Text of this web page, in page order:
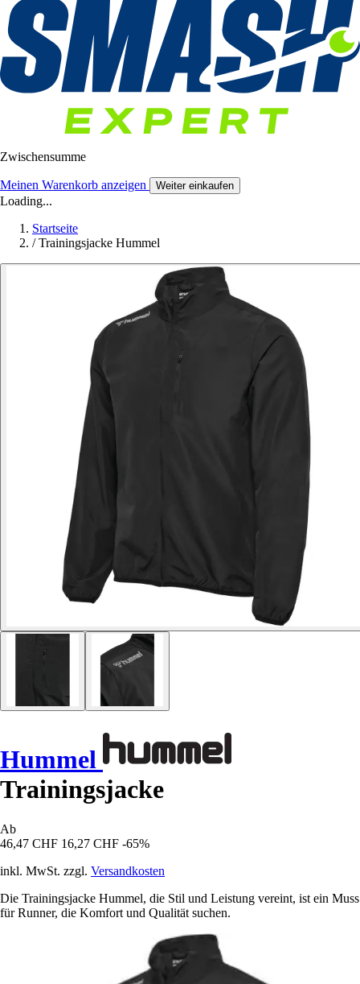
Zwischensumme
Meinen Warenkorb anzeigen Weiter einkaufen
Loading...
Startseite
/ Trainingsjacke Hummel
Hummel
Trainingsjacke
Ab
46,47 CHF 16,27 CHF -65%
inkl. MwSt. zzgl. Versandkosten
Die Trainingsjacke Hummel, die Stil und Leistung vereint, ist ein Muss
für Runner, die Komfort und Qualität suchen.